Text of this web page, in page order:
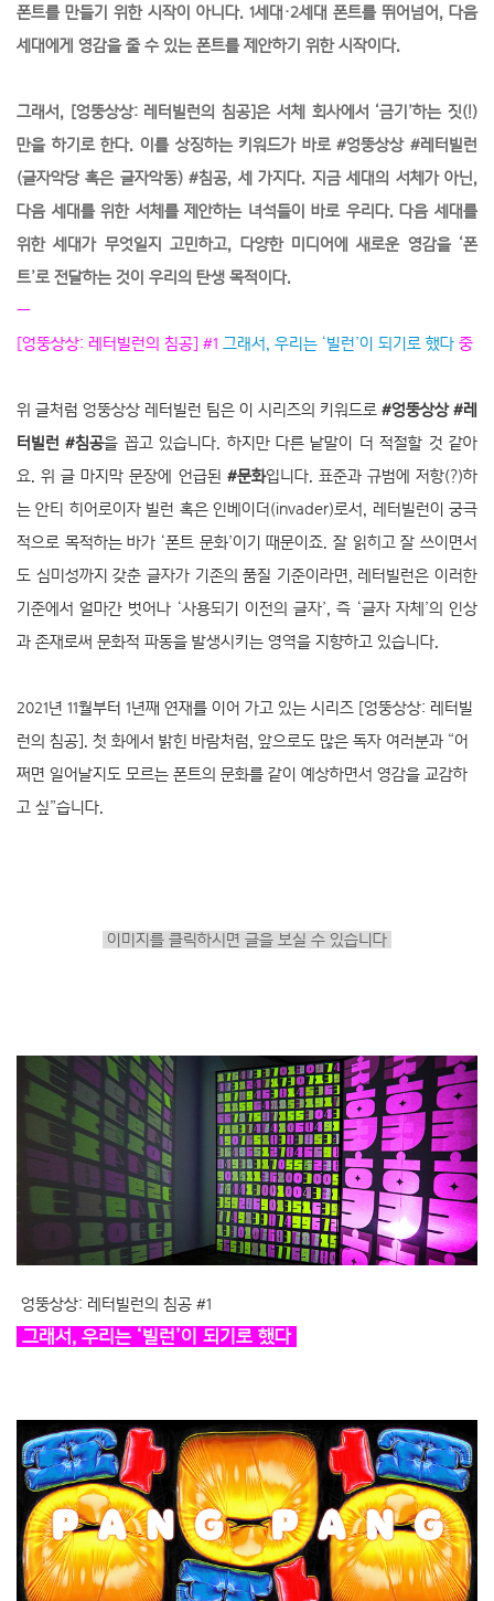
폰트를 만들기 위한 시작이 아니다. 1세대·2세대 폰트를 뛰어넘어, 다음
세대에게 영감을 줄 수 있는 폰트를 제안하기 위한 시작이다.
그래서, [엉뚱상상: 레터빌런의 침공]은 서체 회사에서 ‘금기’하는 짓(!)
만을 하기로 한다. 이를 상징하는 키워드가 바로 #엉뚱상상 #레터빌런
(글자악당 혹은 글자악동) #침공, 세 가지다. 지금 세대의 서체가 아닌,
다음 세대를 위한 서체를 제안하는 녀석들이 바로 우리다. 다음 세대를
위한 세대가 무엇일지 고민하고, 다양한 미디어에 새로운 영감을 ‘폰
트’로 전달하는 것이 우리의 탄생 목적이다.
—
[엉뚱상상: 레터빌런의 침공] #1 그래서, 우리는 ‘빌런’이 되기로 했다 중
위 글처럼 엉뚱상상 레터빌런 팀은 이 시리즈의 키워드로 #엉뚱상상 #레
터빌런 #침공을 꼽고 있습니다. 하지만 다른 낱말이 더 적절할 것 같아
요. 위 글 마지막 문장에 언급된 #문화입니다. 표준과 규범에 저항(?)하
는 안티 히어로이자 빌런 혹은 인베이더(invader)로서, 레터빌런이 궁극
적으로 목적하는 바가 ‘폰트 문화’이기 때문이죠. 잘 읽히고 잘 쓰이면서
도 심미성까지 갖춘 글자가 기존의 품질 기준이라면, 레터빌런은 이러한
기준에서 얼마간 벗어나 ‘사용되기 이전의 글자’, 즉 ‘글자 자체’의 인상
과 존재로써 문화적 파동을 발생시키는 영역을 지향하고 있습니다.
2021년 11월부터 1년째 연재를 이어 가고 있는 시리즈 [엉뚱상상: 레터빌
런의 침공]. 첫 화에서 밝힌 바람처럼, 앞으로도 많은 독자 여러분과 “어
쩌면 일어날지도 모르는 폰트의 문화를 같이 예상하면서 영감을 교감하
고 싶”습니다.
이미지를 클릭하시면 글을 보실 수 있습니다
엉뚱상상: 레터빌런의 침공 #1
그래서, 우리는 ‘빌런’이 되기로 했다